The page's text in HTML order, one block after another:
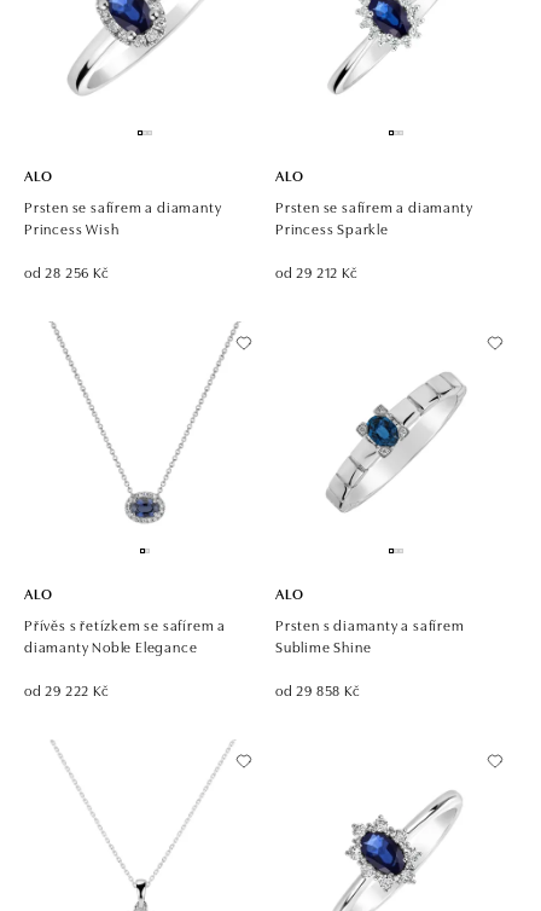
ALO
Prsten se safírem a diamanty
Princess Wish
od 28 256 Kč
ALO
Prsten se safírem a diamanty
Princess Sparkle
od 29 212 Kč
ALO
Přívěs s řetízkem se safírem a
diamanty Noble Elegance
od 29 222 Kč
ALO
Prsten s diamanty a safírem
Sublime Shine
od 29 858 Kč